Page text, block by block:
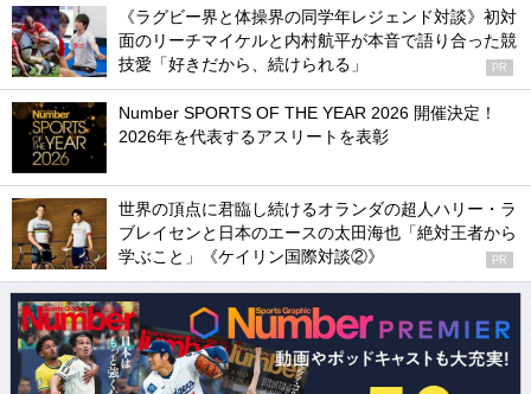
《ラグビー界と体操界の同学年レジェンド対談》初対
面のリーチマイケルと内村航平が本音で語り合った競
技愛「好きだから、続けられる」
PR
Number SPORTS OF THE YEAR 2026 開催決定！
2026年を代表するアスリートを表彰
世界の頂点に君臨し続けるオランダの超人ハリー・ラ
ブレイセンと日本のエースの太田海也「絶対王者から
学ぶこと」《ケイリン国際対談②》
PR